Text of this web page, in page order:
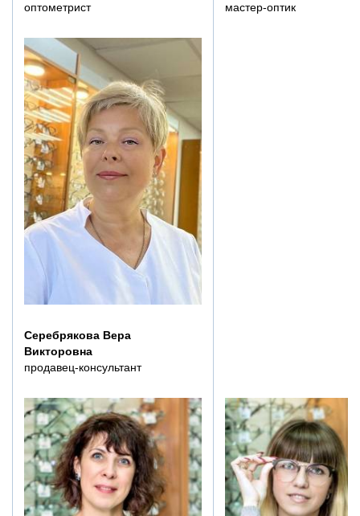
оптометрист
мастер-оптик
Серебрякова Вера
Викторовна
продавец-консультант